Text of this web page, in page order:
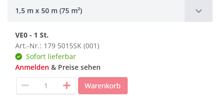
1,5 m x 50 m (75 m²)
VE0 - 1 St.
Art.-Nr.: 179 5015SK (001)
Sofort lieferbar
Anmelden & Preise sehen